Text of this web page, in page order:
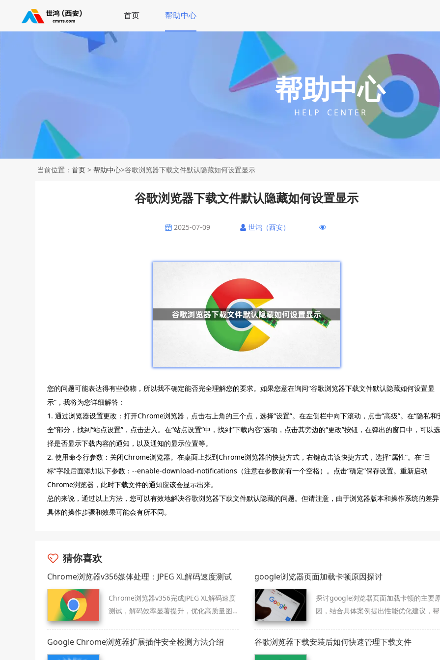
首页 帮助中心
帮助中心
H E L P C E N T E R
当前位置： 首页 > 帮助中心>谷歌浏览器下载文件默认隐藏如何设置显示
谷歌浏览器下载文件默认隐藏如何设置显示
2025-07-09 世鸿（西安）
您的问题可能表达得有些模糊，所以我不确定能否完全理解您的要求。如果您意在询问“谷歌浏览器下载文件默认隐藏如何设置显
示”，我将为您详细解答：
1. 通过浏览器设置更改：打开Chrome浏览器，点击右上角的三个点，选择“设置”。在左侧栏中向下滚动，点击“高级”。在“隐私和
全”部分，找到“站点设置”，点击进入。在“站点设置”中，找到“下载内容”选项，点击其旁边的“更改”按钮，在弹出的窗口中，可以选
择是否显示下载内容的通知，以及通知的显示位置等。
2. 使用命令行参数：关闭Chrome浏览器。在桌面上找到Chrome浏览器的快捷方式，右键点击该快捷方式，选择“属性”。在“目
标”字段后面添加以下参数：--enable-download-notifications（注意在参数前有一个空格）。点击“确定”保存设置。重新启动
Chrome浏览器，此时下载文件的通知应该会显示出来。
总的来说，通过以上方法，您可以有效地解决谷歌浏览器下载文件默认隐藏的问题。但请注意，由于浏览器版本和操作系统的差
具体的操作步骤和效果可能会有所不同。
猜你喜欢
Chrome浏览器v356媒体处理：JPEG XL解码速度测试
Chrome浏览器v356完成JPEG XL解码速度
测试，解码效率显著提升，优化高质量图
google浏览器页面加载卡顿原因探讨
探讨google浏览器页面加载卡顿的主要
因，结合具体案例提出性能优化建议，帮
Google Chrome浏览器扩展插件安全检测方法介绍 谷歌浏览器下载安装后如何快速管理下载文件